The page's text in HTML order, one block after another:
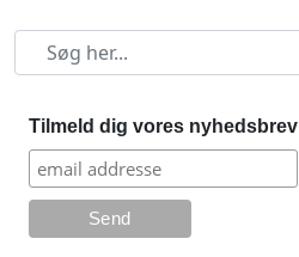
Tilmeld dig vores nyhedsbrev